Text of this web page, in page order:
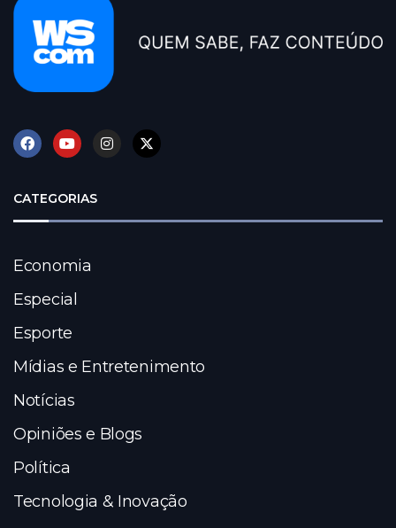
CATEGORIAS
Economia
Especial
Esporte
Mídias e Entretenimento
Notícias
Opiniões e Blogs
Política
Tecnologia & Inovação